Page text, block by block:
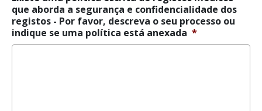
e
confidencialidade
dos
registos *
que aborda a segurança e confidencialidade dos
registos - Por favor, descreva o seu processo ou
indique se uma política está anexada *